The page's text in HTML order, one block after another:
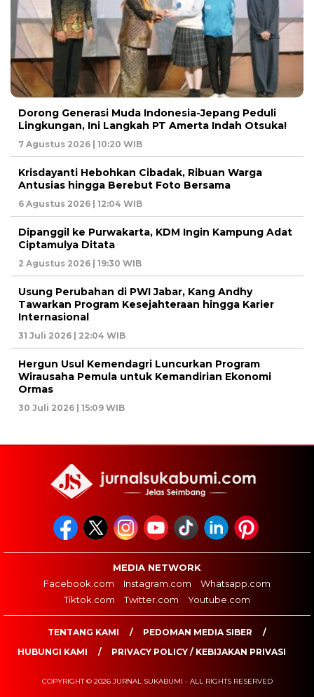
Dorong Generasi Muda Indonesia-Jepang Peduli
Lingkungan, Ini Langkah PT Amerta Indah Otsuka!
7 Agustus 2026 | 10:20 WIB
Krisdayanti Hebohkan Cibadak, Ribuan Warga
Antusias hingga Berebut Foto Bersama
6 Agustus 2026 | 12:04 WIB
Dipanggil ke Purwakarta, KDM Ingin Kampung Adat
Ciptamulya Ditata
2 Agustus 2026 | 19:30 WIB
Usung Perubahan di PWI Jabar, Kang Andhy
Tawarkan Program Kesejahteraan hingga Karier
Internasional
31 Juli 2026 | 22:04 WIB
Hergun Usul Kemendagri Luncurkan Program
Wirausaha Pemula untuk Kemandirian Ekonomi
Ormas
30 Juli 2026 | 15:09 WIB
MEDIA NETWORK
Facebook.com
Instagram.com
Whatsapp.com
Tiktok.com
Twitter.com Youtube.com
TENTANG KAMI
PEDOMAN MEDIA SIBER
HUBUNGI KAMI
PRIVACY POLICY / KEBIJAKAN PRIVASI
COPYRIGHT © 2026 JURNAL SUKABUMI - ALL RIGHTS RESERVED